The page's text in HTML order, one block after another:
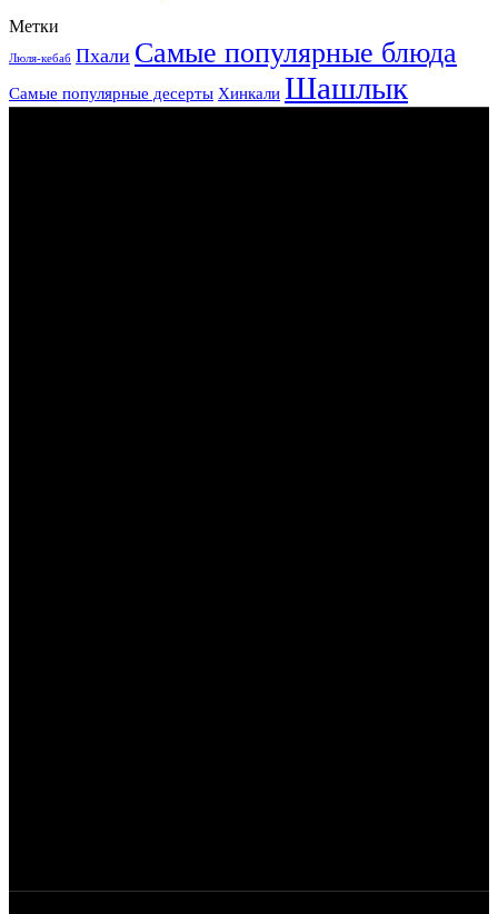
Метки
Люля-кебаб Пхали Самые популярные блюда
Самые популярные десерты Хинкали Шашлык